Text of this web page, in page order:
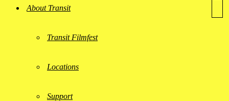
About Transit
Transit Filmfest
Locations
Support